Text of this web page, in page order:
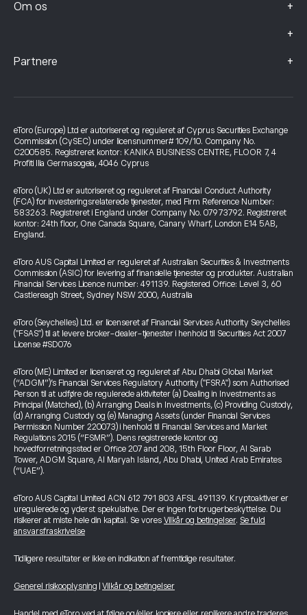
Om os +
+
Partnere +
eToro (Europe) Ltd er autoriseret og reguleret af Cyprus Securities Exchange
Commission (CySEC) under licensnummer# 109/10. Company No.
C200585. Registreret kontor: KANIKA BUSINESS CENTRE, FLOOR 7, 4
Profiti Ilia Germasogeia, 4046 Cyprus
eToro (UK) Ltd er autoriseret og reguleret af Financial Conduct Authority
(FCA) for investeringsrelaterede tjenester, med Firm Reference Number:
583263. Registreret i England under Company No. 07973792. Registreret
kontor: 24th floor, One Canada Square, Canary Wharf, London E14 5AB,
England.
eToro AUS Capital Limited er reguleret af Australian Securities & Investments
Commission (ASIC) for levering af finansielle tjenester og produkter. Australian
Financial Services Licence number: 491139. Registered Office: Level 3, 60
Castlereagh Street, Sydney NSW 2000, Australia
eToro (Seychelles) Ltd. er licenseret af Financial Services Authority Seychelles
("FSAS") til at levere broker-dealer-tjenester i henhold til Securities Act 2007
License #SD076
eToro (ME) Limited er licenseret og reguleret af Abu Dhabi Global Market
(“ADGM”)’s Financial Services Regulatory Authority ("FSRA") som Authorised
Person til at udføre de regulerede aktiviteter (a) Dealing in Investments as
Principal (Matched), (b) Arranging Deals in Investments, (c) Providing Custody,
(d) Arranging Custody og (e) Managing Assets (under Financial Services
Permission Number 220073) i henhold til Financial Services and Market
Regulations 2015 (“FSMR”). Dens registrerede kontor og
hovedforretningssted er Office 207 and 208, 15th Floor Floor, Al Sarab
Tower, ADGM Square, Al Maryah Island, Abu Dhabi, United Arab Emirates
(“UAE”).
eToro AUS Capital Limited ACN 612 791 803 AFSL 491139. Kryptoaktiver er
uregulerede og yderst spekulative. Der er ingen forbrugerbeskyttelse. Du
risikerer at miste hele din kapital. Se vores Vilkår og betingelser. Se fuld
ansvarsfraskrivelse
Tidligere resultater er ikke en indikation af fremtidige resultater.
Generel risikooplysning Vilkår og betingelser